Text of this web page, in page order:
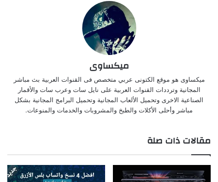
ميكساوى
ميكساوى هو موقع الكتونى عربي متخصص فى القنوات العربية بث مباشر
المجانية وترددات القنوات العربية على نايل سات وعرب سات والأقمار
الصناعية الاخرى وتحميل الألعاب المجانية وتحميل البرامج المجانية بشكل
مباشر وأحلى الأكلات والطبخ والمشروبات والخدمات والمنوعات.
مقالات ذات صلة